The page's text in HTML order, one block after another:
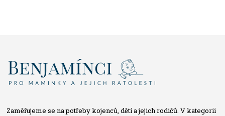
Zaměřujeme se na potřeby kojenců, dětí a jejich rodičů. V kategorii